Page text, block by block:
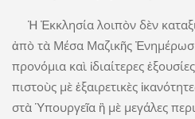
Ἡ Ἐκκλησία λοιπὸν δὲν
ἀπὸ τὰ Μέσα Μαζικῆς
προνόμια καὶ ἰδιαίτερες
πιστοὺς μὲ ἐξαιρετικὲς
στὰ Ὑπουργεῖα ἢ μὲ μεγάλες